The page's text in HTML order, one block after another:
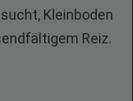
Kleinboden
Reiz.